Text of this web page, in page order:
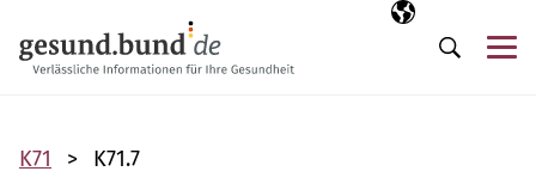
Выбранный
RU
Поиск
K71 K71.7